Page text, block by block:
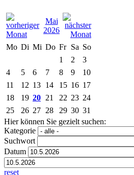
Mai
2026
Mo Di Mi Do Fr Sa So
1
2
3
4
5 6 7 8 9
10
11
12 13 14 15 16 17
18
19 20 21 22 23 24
25
26 27 28 29 30 31
Hier können Sie gezielt suchen:
Kategorie
Suchwort
Datum
reset